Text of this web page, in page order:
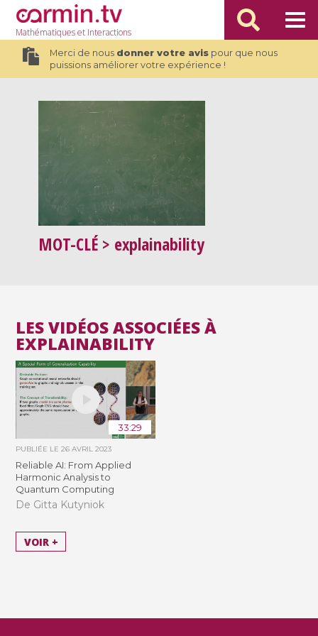
Mathématiqueset Interactions
Merci de nous donner votre avispour que nous
puissions améliorer votre expérience !
MOT-CLÉ > explainability
LES VIDÉOS ASSOCIÉES À
EXPLAINABILITY
33:29
PUBLIÉE LE26 AVRIL 2023
Reliable AI: From Applied
Harmonic Analysis to
Quantum Computing
De Gitta Kutyniok
VOIR +